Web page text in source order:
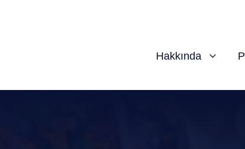
Hakkında